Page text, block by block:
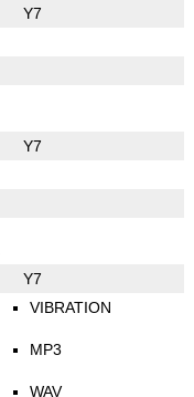
Y7
Y7
Y7
VIBRATION
MP3
WAV